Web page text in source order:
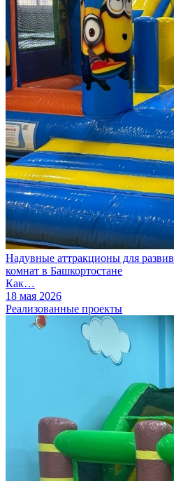
Надувные аттракционы для
комнат в Башкортостане
Как…
18 мая 2026
Реализованные проекты